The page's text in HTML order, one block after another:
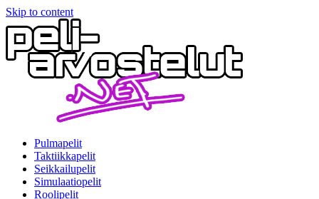
Skip to content
Pulmapelit
Taktiikkapelit
Seikkailupelit
Simulaatiopelit
Roolipelit